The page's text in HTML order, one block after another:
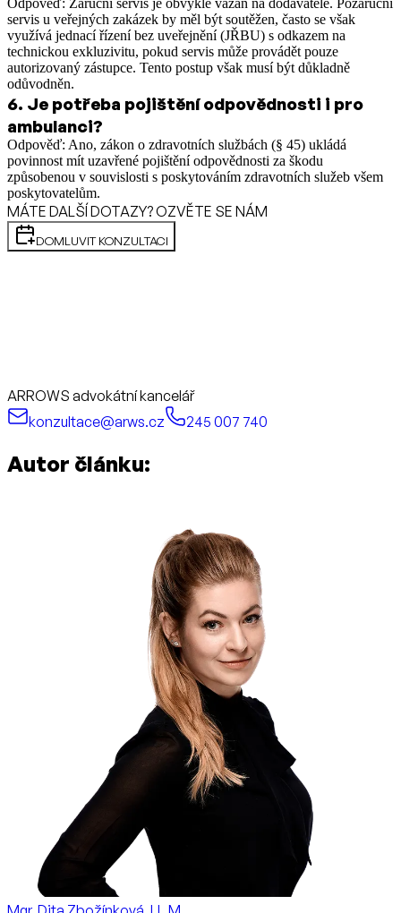
Odpověď: Záruční servis je obvykle vázán na dodavatele. Pozáruční
servis u veřejných zakázek by měl být soutěžen, často se však
využívá jednací řízení bez uveřejnění (JŘBU) s odkazem na
technickou exkluzivitu, pokud servis může provádět pouze
autorizovaný zástupce. Tento postup však musí být důkladně
odůvodněn.
6. Je potřeba pojištění odpovědnosti i pro
ambulanci?
Odpověď: Ano, zákon o zdravotních službách (§ 45) ukládá
povinnost mít uzavřené pojištění odpovědnosti za škodu
způsobenou v souvislosti s poskytováním zdravotních služeb všem
poskytovatelům.
MÁTE DALŠÍ DOTAZY? OZVĚTE SE NÁM
DOMLUVIT KONZULTACI
ARROWS advokátní kancelář
konzultace@arws.cz
245 007 740
Autor článku: